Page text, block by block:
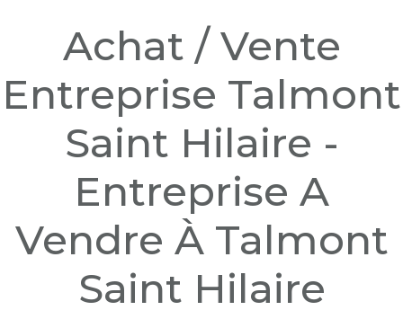
Achat / Vente
Entreprise Talmont
Saint Hilaire -
Entreprise A
Vendre À Talmont
Saint Hilaire